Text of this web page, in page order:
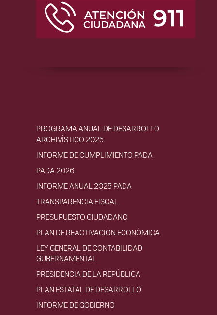
PROGRAMA ANUAL DE DESARROLLO
ARCHIVÍSTICO 2025
INFORME DE CUMPLIMIENTO PADA
PADA 2026
INFORME ANUAL 2025 PADA
TRANSPARENCIA FISCAL
PRESUPUESTO CIUDADANO
PLAN DE REACTIVACIÓN ECONÓMICA
LEY GENERAL DE CONTABILIDAD
GUBERNAMENTAL
PRESIDENCIA DE LA REPÚBLICA
PLAN ESTATAL DE DESARROLLO
INFORME DE GOBIERNO